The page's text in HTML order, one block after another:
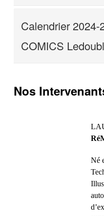
Calendrier
COMICS
Nos
Né